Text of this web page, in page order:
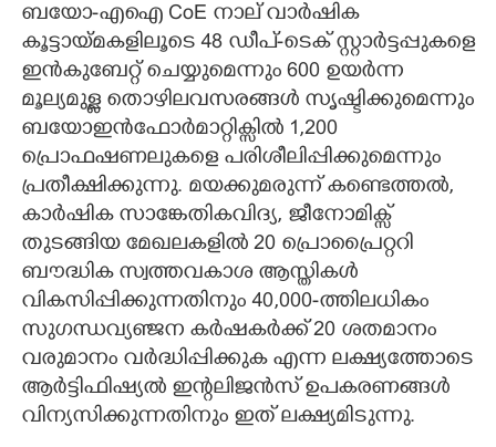
ബയോ-എഐ CoE നാല് വാർഷിക
കൂട്ടായ്മകളിലൂടെ 48 ഡീപ്-ടെക് സ്റ്റാർട്ടപ്പുകളെ
ഇൻകുബേറ്റ് ചെയ്യുമെന്നും 600 ഉയർന്ന
മൂല്യമുള്ള തൊഴിലവസരങ്ങൾ സൃഷ്ടിക്കുമെന്നും
ബയോഇൻഫോർമാറ്റിക്സിൽ 1,200
പ്രൊഫഷണലുകളെ പരിശീലിപ്പിക്കുമെന്നും
പ്രതീക്ഷിക്കുന്നു. മയക്കുമരുന്ന് കണ്ടെത്തൽ,
കാർഷിക സാങ്കേതികവിദ്യ, ജീനോമിക്സ്
തുടങ്ങിയ മേഖലകളിൽ 20 പ്രൊപ്രൈറ്ററി
ബൗദ്ധിക സ്വത്തവകാശ ആസ്തികൾ
വികസിപ്പിക്കുന്നതിനും 40,000-ത്തിലധികം
സുഗന്ധവ്യഞ്ജന കർഷകർക്ക് 20 ശതമാനം
വരുമാനം വർദ്ധിപ്പിക്കുക എന്ന ലക്ഷ്യത്തോടെ
ആർട്ടിഫിഷ്യൽ ഇന്റലിജൻസ് ഉപകരണങ്ങൾ
വിന്യസിക്കുന്നതിനും ഇത് ലക്ഷ്യമിടുന്നു.